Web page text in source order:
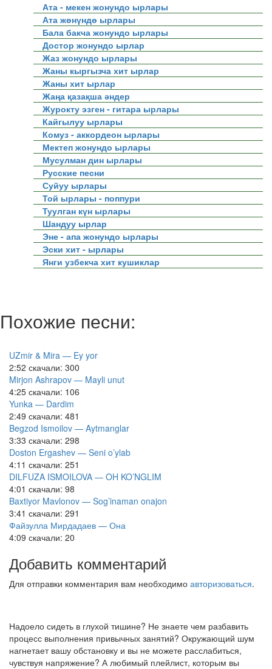
Ата - мекен жонундо ырлары
Ата жөнүндө ырлары
Бала бакча жонундо ырлары
Достор жонундо ырлар
Жаз жонундо ырлары
Жаны кыргызча хит ырлар
Жаны хит ырлар
Жаңа қазақша әндер
Журокту эзген - гитара ырлары
Кайгылуу ырлары
Комуз - аккордеон ырлары
Мектеп жонундо ырлары
Мусулман дин ырлары
Русские песни
Суйуу ырлары
Той ырлары - поппури
Туулган күн ырлары
Шандуу ырлар
Эне - апа жонундо ырлары
Эски хит - ырлары
Янги узбекча хит кушиклар
Похожие песни:
UZmir & Mira — Ey yor
2:52 скачали: 300
Mirjon Ashrapov — Mayli unut
4:25 скачали: 106
Yunka — Dardim
2:49 скачали: 481
Begzod Ismoilov — Aytmanglar
3:33 скачали: 298
Doston Ergashev — Seni o’ylab
4:11 скачали: 251
DILFUZA ISMOILOVA — OH KO’NGLIM
4:01 скачали: 98
Baxtiyor Mavlonov — Sog’inaman onajon
3:41 скачали: 291
Файзулла Мирдадаев — Она
4:09 скачали: 20
Добавить комментарий
Для отправки комментария вам необходимо авторизоваться.
Надоело сидеть в глухой тишине? Не знаете чем разбавить
процесс выполнения привычных занятий? Окружающий шум
нагнетает вашу обстановку и вы не можете расслабиться,
чувствуя напряжение? А любимый плейлист, которым вы